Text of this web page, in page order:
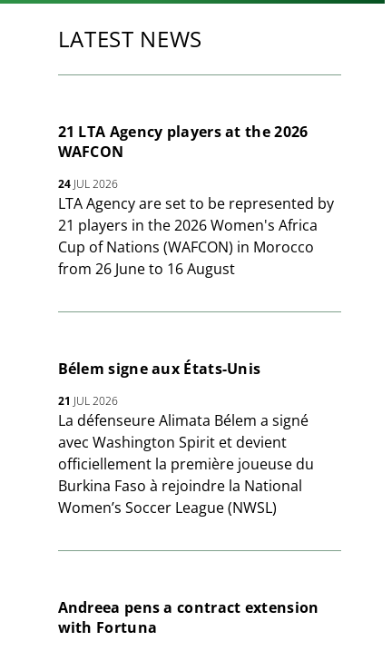
LATEST NEWS
21 LTA Agency players at the 2026
WAFCON
24JUL 2026
LTA Agency are set to be represented by
21 players in the 2026 Women's Africa
Cup of Nations (WAFCON) in Morocco
from 26 June to 16 August
Bélem signe aux États-Unis
21 JUL 2026
La défenseure Alimata Bélem a signé
avec Washington Spirit et devient
officiellement la première joueuse du
Burkina Faso à rejoindre la National
Women’s Soccer League (NWSL)
Andreea pens a contract extension
with Fortuna